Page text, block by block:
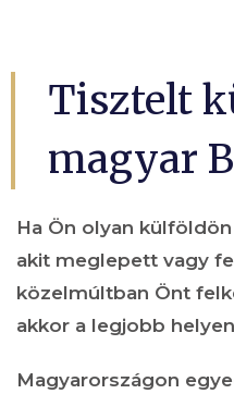
Tisztelt
magyar
Ha Ön olyan
akit meglepett vagy
közelmúltban Önt
akkor a legjobb
Magyarországon